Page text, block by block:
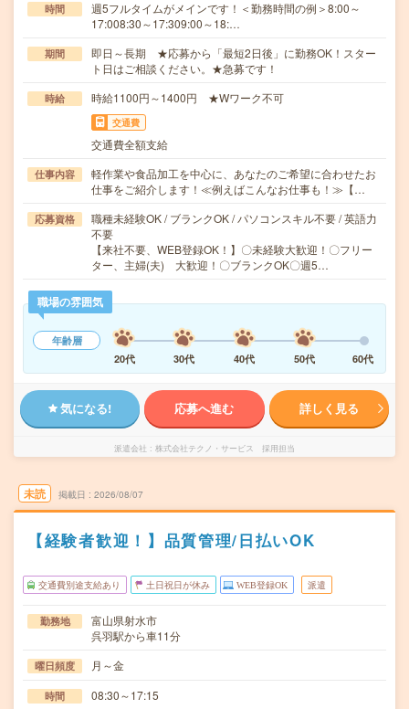
時間
週5フルタイムがメインです！＜勤務時間の例＞8:00～
17:008:30～17:309:00～18:…
期間
即日～長期 ★応募から「最短2日後」に勤務OK！スター
ト日はご相談ください。★急募です！
時給 時給1100円～1400円 ★Wワーク不可
交通費
交通費全額支給
仕事内容
軽作業や食品加工を中心に、あなたのご希望に合わせたお
仕事をご紹介します！≪例えばこんなお仕事も！≫【…
応募資格
職種未経験OK / ブランクOK / パソコンスキル不要 / 英語力
不要
【来社不要、WEB登録OK！】〇未経験大歓迎！〇フリー
ター、主婦(夫) 大歓迎！〇ブランクOK〇週5…
職場の雰囲気
年齢層
20代
30代 40代 50代 60代
気になる! 応募へ進む 詳しく見る
派遣会社 株式会社テクノ・サービス 採用担当
未読 掲載日 2026/08/07
【経験者歓迎！】品質管理/日払いOK
交通費別途支給あり 土日祝日が休み WEB登録OK 派遣
勤務地
富山県射水市
呉羽駅から車11分
曜日頻度 月～金
時間 08:30～17:15